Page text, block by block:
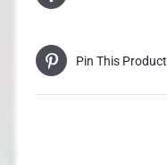
Pin This Product